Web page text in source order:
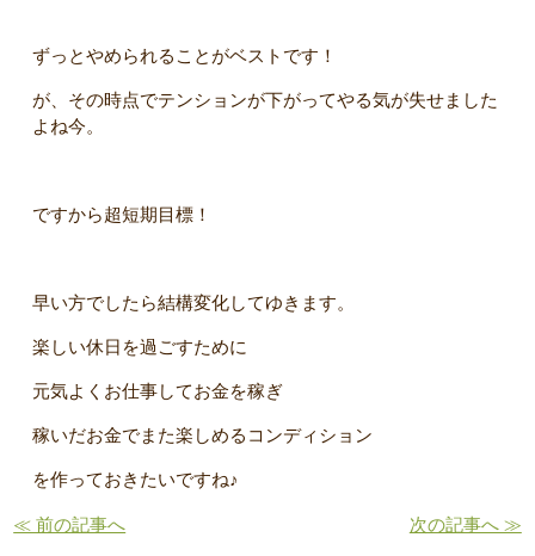
ずっとやめられることがベストです！
が、その時点でテンションが下がってやる気が失せました
よね今。
ですから超短期目標！
早い方でしたら結構変化してゆきます。
楽しい休日を過ごすために
元気よくお仕事してお金を稼ぎ
稼いだお金でまた楽しめるコンディション
を作っておきたいですね♪
≪ 前の記事へ 次の記事へ ≫